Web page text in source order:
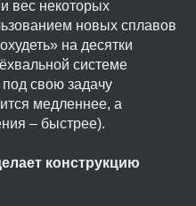
вес некоторых
новых сплавов
на десятки
системе
свою задачу
медленнее, а
– быстрее).
конструкцию